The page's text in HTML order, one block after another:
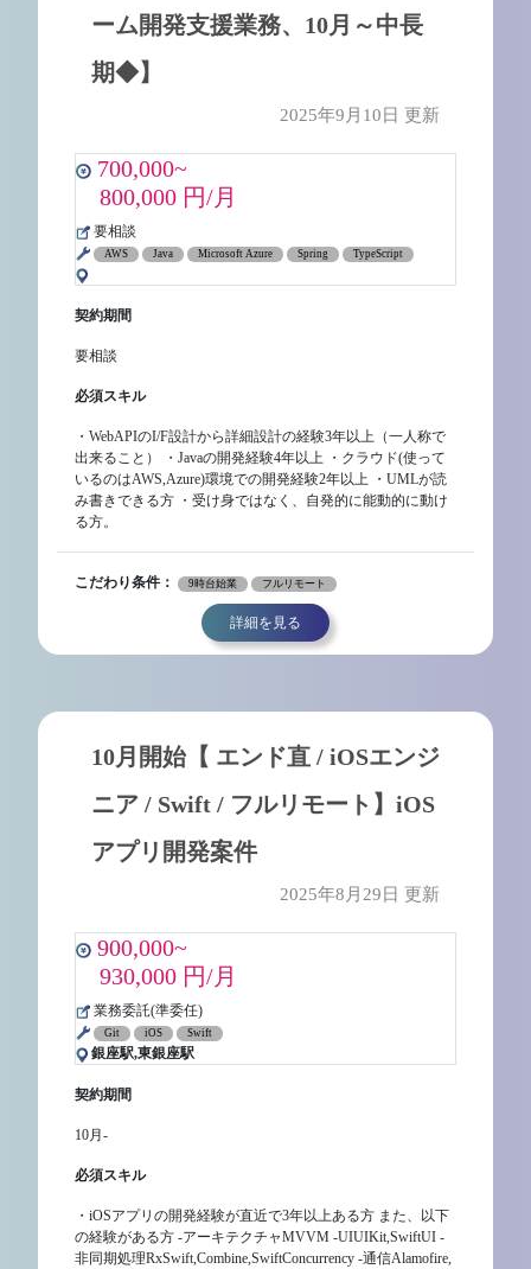
ーム開発支援業務、10月～中長
期◆】
2025年9月10日 更新
700,000~
800,000 円/月
要相談
AWS Java Microsoft Azure Spring TypeScript
契約期間
要相談
必須スキル
・WebAPIのI/F設計から詳細設計の経験3年以上（一人称で
出来ること） ・Javaの開発経験4年以上 ・クラウド(使って
いるのはAWS,Azure)環境での開発経験2年以上 ・UMLが読
み書きできる方 ・受け身ではなく、自発的に能動的に動け
る方。
こだわり条件： 9時台始業 フルリモート
詳細を見る
10月開始【 エンド直 / iOSエンジ
ニア / Swift / フルリモート】iOS
アプリ開発案件
2025年8月29日 更新
900,000~
930,000 円/月
業務委託(準委任)
Git iOS Swift
銀座駅,東銀座駅
契約期間
10月-
必須スキル
・iOSアプリの開発経験が直近で3年以上ある方 また、以下
の経験がある方 -アーキテクチャMVVM -UIUIKit,SwiftUI -
非同期処理RxSwift,Combine,SwiftConcurrency -通信Alamofire,